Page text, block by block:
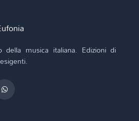
della musica italiana. Edizioni di